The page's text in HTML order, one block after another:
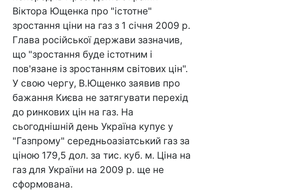
Віктора Ющенка про "істотне"
зростання ціни на газ з 1 січня 2009 р.
Глава російської держави зазначив,
що "зростання буде істотним і
пов'язане із зростанням світових цін".
У свою чергу, В.Ющенко заявив про
бажання Києва не затягувати перехід
до ринкових цін на газ. На
сьогоднішній день Україна купує у
"Газпрому" середньоазіатський газ за
ціною 179,5 дол. за тис. куб. м. Ціна на
газ для України на 2009 р. ще не
сформована.